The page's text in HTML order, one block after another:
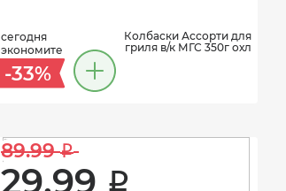
сегодня
экономите
-33%
Колбаски Ассорти для
гриля в/к МГС 350г охл
89.99 i
29.99